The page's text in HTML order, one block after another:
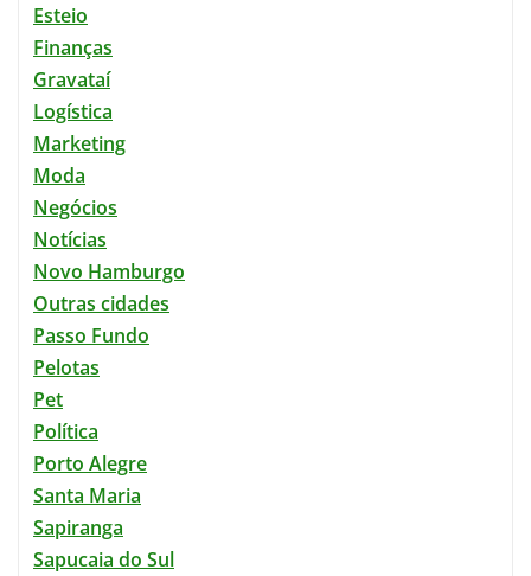
Esteio
Finanças
Gravataí
Logística
Marketing
Moda
Negócios
Notícias
Novo Hamburgo
Outras cidades
Passo Fundo
Pelotas
Pet
Política
Porto Alegre
Santa Maria
Sapiranga
Sapucaia do Sul